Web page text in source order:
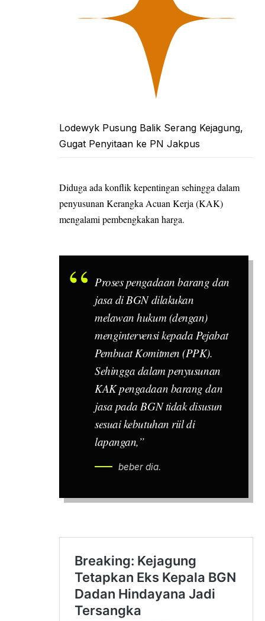
Lodewyk Pusung Balik Serang Kejagung,
Gugat Penyitaan ke PN Jakpus
Diduga ada konflik kepentingan sehingga dalam
penyusunan Kerangka Acuan Kerja (KAK)
mengalami pembengkakan harga.
Proses pengadaan barang dan
jasa di BGN dilakukan
melawan hukum (dengan)
mengintervensi kepada Pejabat
Pembuat Komitmen (PPK).
Sehingga dalam penyusunan
KAK pengadaan barang dan
jasa pada BGN tidak disusun
sesuai kebutuhan riil di
lapangan,”
beber dia.